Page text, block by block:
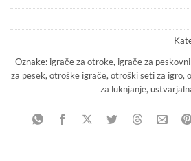
Oznake: igrače za otroke, igrače za
za pesek,otroške igrače,otroški seti za igro,
za luknjanje,